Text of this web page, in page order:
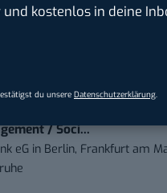
kostenlos in deine
du unsere Datenschutzerklärung.
mit d...
/ Soci...
eG in Berlin, Frankfurt am